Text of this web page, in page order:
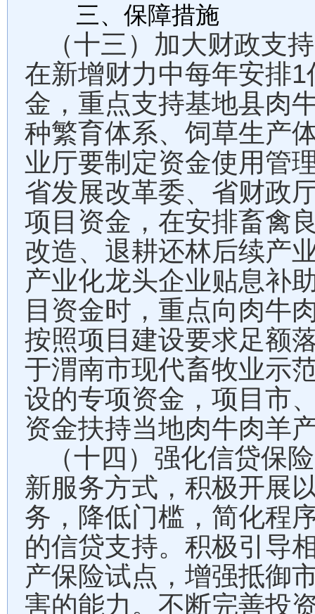
三、保障措施
（十三）加大财政支
在新增财力中每年安排1
金，重点支持基地县肉
种繁育体系、饲草生产
业厅要制定资金使用管
省发展改革委、省财政
项目资金，在安排畜禽
改造、退耕还林后续产
产业化龙头企业贴息补
目资金时，重点向肉牛
按照项目建设要求足额
于渭南市现代畜牧业示
设的专项资金，项目市
资金扶持当地肉牛肉羊
（十四）强化信贷保
新服务方式，积极开展
务，降低门槛，简化程
的信贷支持。积极引导
产保险试点，增强抵御
害的能力。不断完善投